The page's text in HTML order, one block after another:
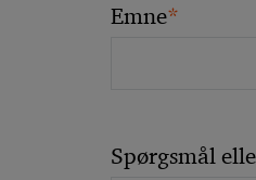
Emne*
Spørgsmål